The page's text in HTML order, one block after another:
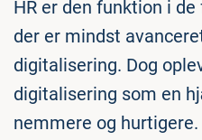
HR er den funktion i
der er mindst
digitalisering. Dog
digitalisering som en
nemmere og